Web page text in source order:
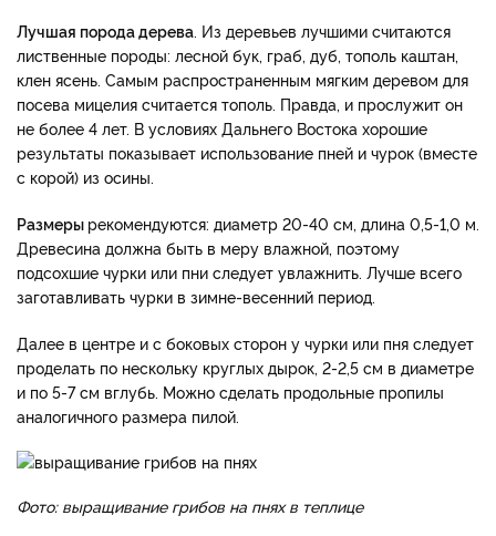
Лучшая порода дерева . Из деревьев лучшими считаются
лиственные породы: лесной бук, граб, дуб, тополь каштан,
клен ясень. Самым распространенным мягким деревом для
посева мицелия считается тополь. Правда, и прослужит он
не более 4 лет. В условиях Дальнего Востока хорошие
результаты показывает использование пней и чурок (вместе
с корой) из осины.
Размеры рекомендуются: диаметр 20-40 см, длина 0,5-1,0 м.
Древесина должна быть в меру влажной, поэтому
подсохшие чурки или пни следует увлажнить. Лучше всего
заготавливать чурки в зимне-весенний период.
Далее в центре и с боковых сторон у чурки или пня следует
проделать по нескольку круглых дырок, 2-2,5 см в диаметре
и по 5-7 см вглубь. Можно сделать продольные пропилы
аналогичного размера пилой.
Фото: выращивание грибов на пнях в теплице